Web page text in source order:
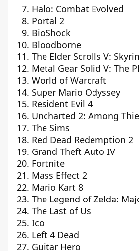
Halo: Combat Evolved
Portal 2
BioShock
Bloodborne
The Elder Scrolls V:
Metal Gear Solid V: The
World of Warcraft
Super Mario Odyssey
Resident Evil 4
Uncharted 2: Among
The Sims
Red Dead Redemption 2
Grand Theft Auto IV
Fortnite
Mass Effect 2
Mario Kart 8
The Legend of Zelda:
The Last of Us
Ico
Left 4 Dead
Guitar Hero